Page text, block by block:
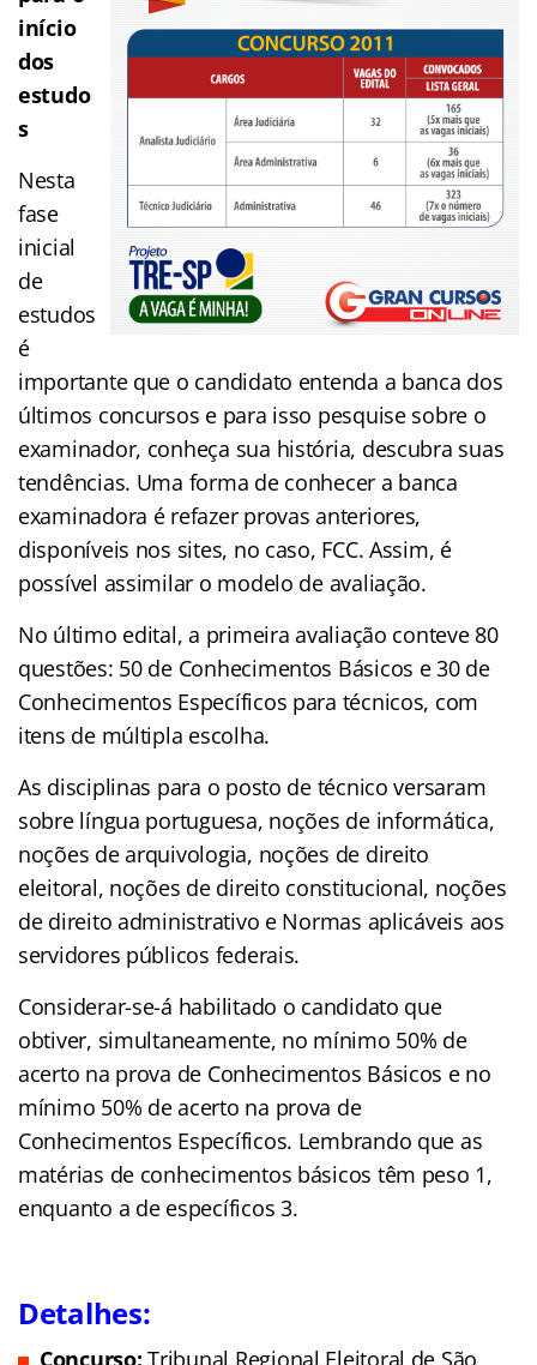
início
dos
estudo
s
Nesta
fase
inicial
de
estudos
é
importante que o candidato entenda a banca dos
últimos concursos e para isso pesquise sobre o
examinador, conheça sua história, descubra suas
tendências. Uma forma de conhecer a banca
examinadora é refazer provas anteriores,
disponíveis nos sites, no caso, FCC. Assim, é
possível assimilar o modelo de avaliação.
No último edital, a primeira avaliação conteve 80
questões: 50 de Conhecimentos Básicos e 30 de
Conhecimentos Específicos para técnicos, com
itens de múltipla escolha.
As disciplinas para o posto de técnico versaram
sobre língua portuguesa, noções de informática,
noções de arquivologia, noções de direito
eleitoral, noções de direito constitucional, noções
de direito administrativo e Normas aplicáveis aos
servidores públicos federais.
Considerar-se-á habilitado o candidato que
obtiver, simultaneamente, no mínimo 50% de
acerto na prova de Conhecimentos Básicos e no
mínimo 50% de acerto na prova de
Conhecimentos Específicos. Lembrando que as
matérias de conhecimentos básicos têm peso 1,
enquanto a de específicos 3.
Detalhes: